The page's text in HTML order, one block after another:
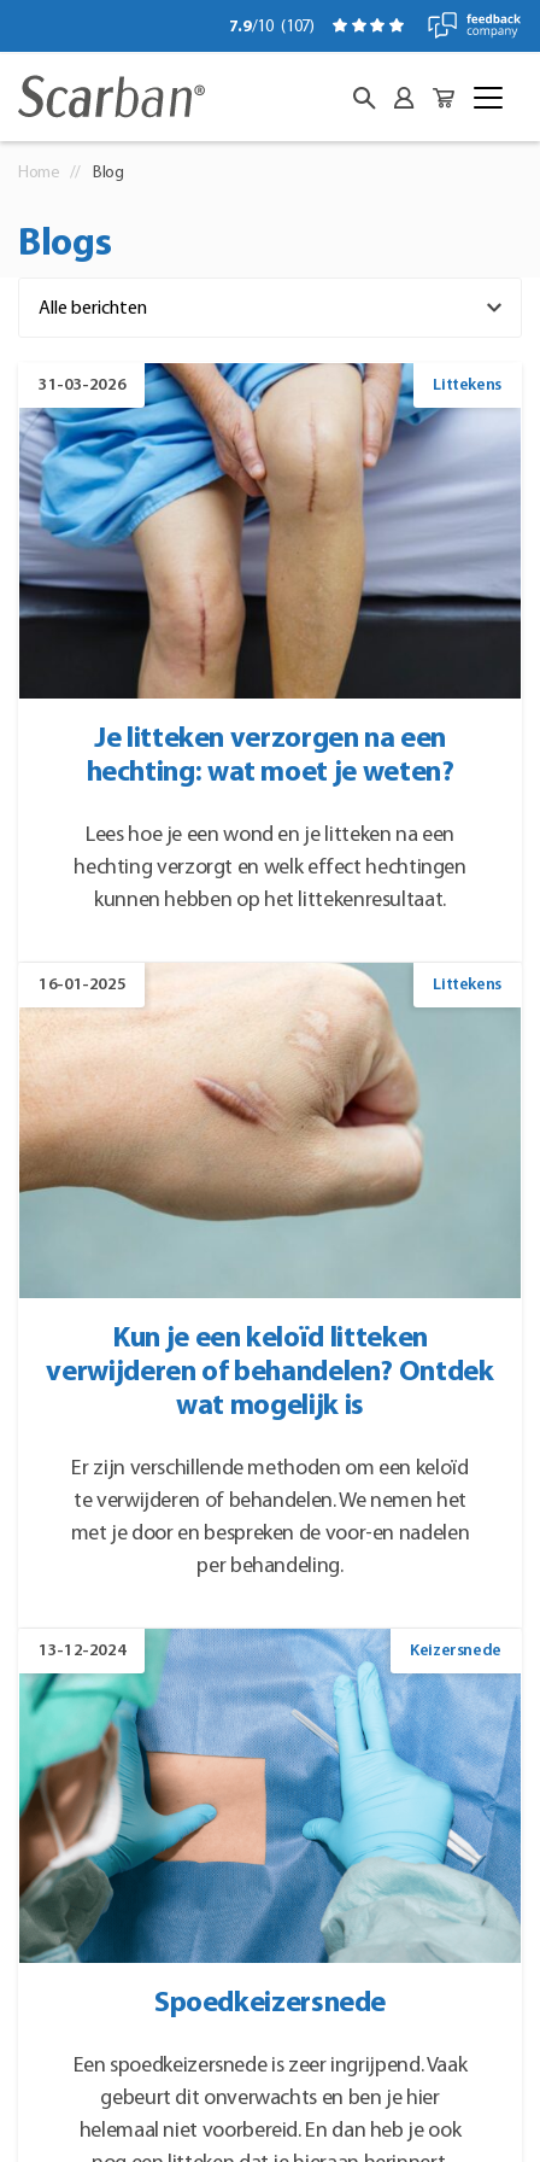
7.9/10 (107)
Home Blog
Blogs
31-03-2026 Littekens
Je litteken verzorgen na een
hechting: wat moet je weten?
Lees hoe je een wond en je litteken na een
hechting verzorgt en welk effect hechtingen
kunnen hebben op het littekenresultaat.
16-01-2025 Littekens
Kun je een keloïd litteken
verwijderen of behandelen? Ontdek
wat mogelijk is
Er zijn verschillende methoden om een keloïd
te verwijderen of behandelen. We nemen het
met je door en bespreken de voor-en nadelen
per behandeling.
13-12-2024 Keizersnede
Spoedkeizersnede
Een spoedkeizersnede is zeer ingrijpend. Vaak
gebeurt dit onverwachts en ben je hier
helemaal niet voorbereid. En dan heb je ook